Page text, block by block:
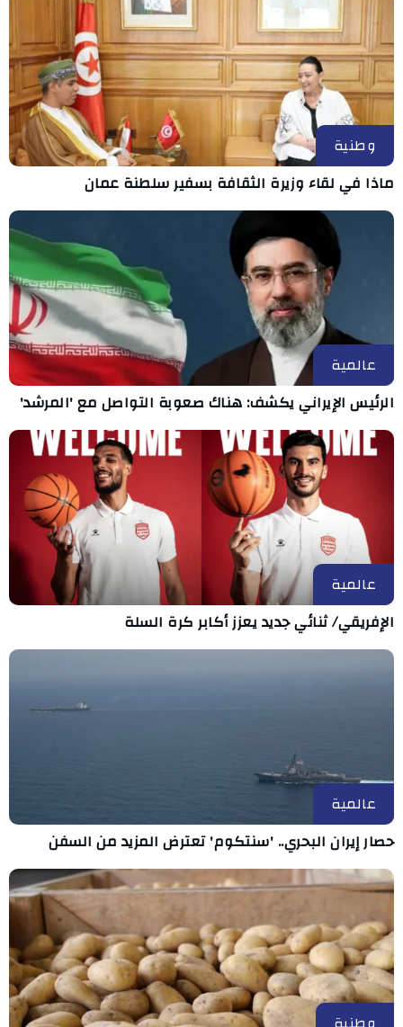
وطنية
ماذا في لقاء وزيرة الثقافة بسفير سلطنة عمان
عالمية
الرئيس الإيراني يكشف: هناك صعوبة التواصل مع 'المرشد'
عالمية
الإفريقي/ ثنائي جديد يعزز أكابر كرة السلة
عالمية
حصار إيران البحري.. 'سنتكوم' تعترض المزيد من السفن